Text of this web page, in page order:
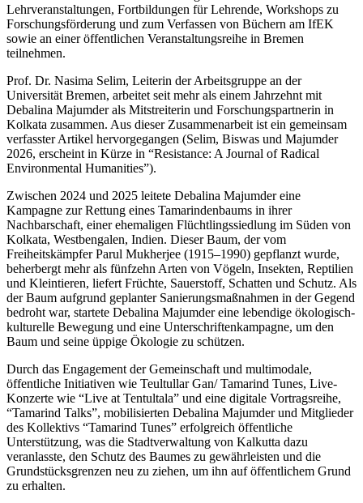
Lehrveranstaltungen, Fortbildungen für Lehrende, Workshops zu
Forschungsförderung und zum Verfassen von Büchern am IfEK
sowie an einer öffentlichen Veranstaltungsreihe in Bremen
teilnehmen.
Prof. Dr. Nasima Selim, Leiterin der Arbeitsgruppe an der
Universität Bremen, arbeitet seit mehr als einem Jahrzehnt mit
Debalina Majumder als Mitstreiterin und Forschungspartnerin in
Kolkata zusammen. Aus dieser Zusammenarbeit ist ein gemeinsam
verfasster Artikel hervorgegangen (Selim, Biswas und Majumder
2026, erscheint in Kürze in “Resistance: A Journal of Radical
Environmental Humanities”).
Zwischen 2024 und 2025 leitete Debalina Majumder eine
Kampagne zur Rettung eines Tamarindenbaums in ihrer
Nachbarschaft, einer ehemaligen Flüchtlingssiedlung im Süden von
Kolkata, Westbengalen, Indien. Dieser Baum, der vom
Freiheitskämpfer Parul Mukherjee (1915–1990) gepflanzt wurde,
beherbergt mehr als fünfzehn Arten von Vögeln, Insekten, Reptilien
und Kleintieren, liefert Früchte, Sauerstoff, Schatten und Schutz. Als
der Baum aufgrund geplanter Sanierungsmaßnahmen in der Gegend
bedroht war, startete Debalina Majumder eine lebendige ökologisch-
kulturelle Bewegung und eine Unterschriftenkampagne, um den
Baum und seine üppige Ökologie zu schützen.
Durch das Engagement der Gemeinschaft und multimodale,
öffentliche Initiativen wie Teultullar Gan/ Tamarind Tunes, Live-
Konzerte wie “Live at Tentultala” und eine digitale Vortragsreihe,
“Tamarind Talks”, mobilisierten Debalina Majumder und Mitglieder
des Kollektivs “Tamarind Tunes” erfolgreich öffentliche
Unterstützung, was die Stadtverwaltung von Kalkutta dazu
veranlasste, den Schutz des Baumes zu gewährleisten und die
Grundstücksgrenzen neu zu ziehen, um ihn auf öffentlichem Grund
zu erhalten.